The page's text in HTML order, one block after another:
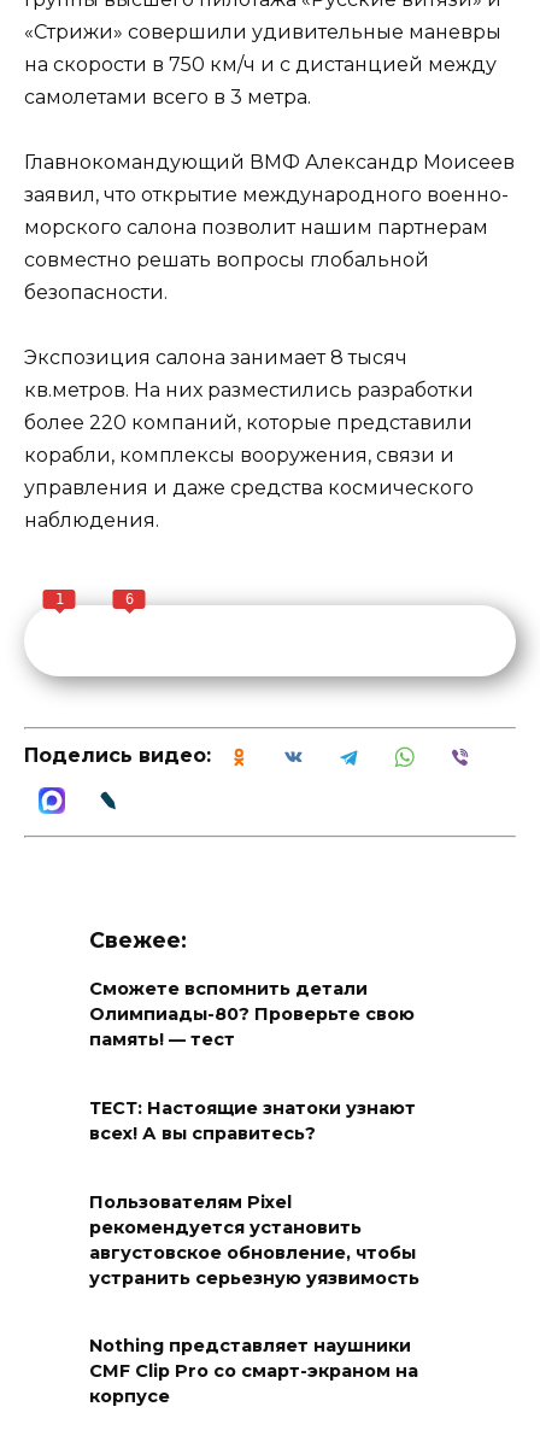
«Стрижи» совершили удивительные маневры
на скорости в 750 км/ч и с дистанцией между
самолетами всего в 3 метра.
Главнокомандующий ВМФ Александр Моисеев
заявил, что открытие международного военно-
морского салона позволит нашим партнерам
совместно решать вопросы глобальной
безопасности.
Экспозиция салона занимает 8 тысяч
кв.метров. На них разместились разработки
более 220 компаний, которые представили
корабли, комплексы вооружения, связи и
управления и даже средства космического
наблюдения.
1 6
Поделись видео:
Свежее:
Сможете вспомнить детали
Олимпиады-80? Проверьте свою
память! — тест
ТЕСТ: Настоящие знатоки узнают
всех! А вы справитесь?
Пользователям Pixel
рекомендуется установить
августовское обновление, чтобы
устранить серьезную уязвимость
Nothing представляет наушники
CMF Clip Pro со смарт-экраном на
корпусе